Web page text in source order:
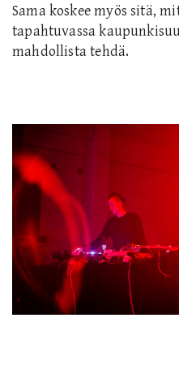
Sama koskee myös sitä,
tapahtuvassa
mahdollista tehdä.